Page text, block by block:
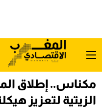
مكناس.. إطلاق
الزيتية لتعزيز